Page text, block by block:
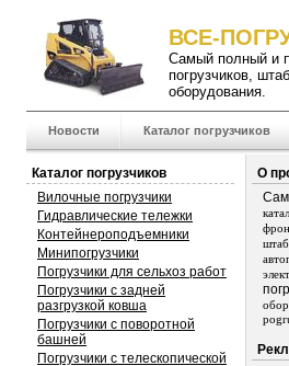
ВСЕ-
Самый полный и
погрузчиков,
оборудования.
Новости Каталог погрузчиков
Каталог погрузчиков
Вилочные погрузчики
Гидравлические тележки
Контейнероподъемники
Минипогрузчики
Погрузчики для сельхоз работ
Погрузчики с задней
разгрузкой ковша
Погрузчики с поворотной
башней
Погрузчики с телескопической
О